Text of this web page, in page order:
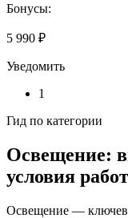
Бонусы:
5 990 ₽
Уведомить
1
Гид по категории
Освещение:
условия
Освещение —